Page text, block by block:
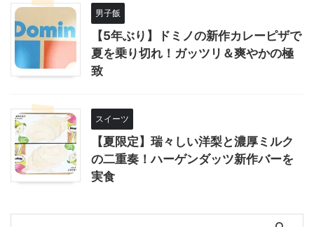
男子飯
【5年ぶり】ドミノの新作カレーピザで
夏を乗り切れ！ガッツリ＆爽やかの極
致
スイーツ
【夏限定】瑞々しい洋梨と濃厚ミルク
の二重奏！ハーゲンダッツ新作バーを
実食